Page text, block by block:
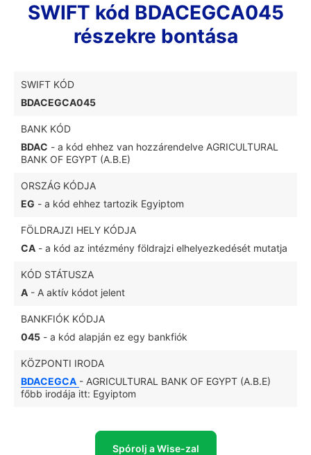
SWIFT kód BDACEGCA045
részekre bontása
SWIFT KÓD
BDACEGCA045
BANK KÓD
BDAC - a kód ehhez van hozzárendelve AGRICULTURAL
BANK OF EGYPT (A.B.E)
ORSZÁG KÓDJA
EG - a kód ehhez tartozik Egyiptom
FÖLDRAJZI HELY KÓDJA
CA - a kód az intézmény földrajzi elhelyezkedését mutatja
KÓD STÁTUSZA
A - A aktív kódot jelent
BANKFIÓK KÓDJA
045 - a kód alapján ez egy bankfiók
KÖZPONTI IRODA
BDACEGCA - AGRICULTURAL BANK OF EGYPT (A.B.E)
főbb irodája itt: Egyiptom
Spórolj a Wise-zal